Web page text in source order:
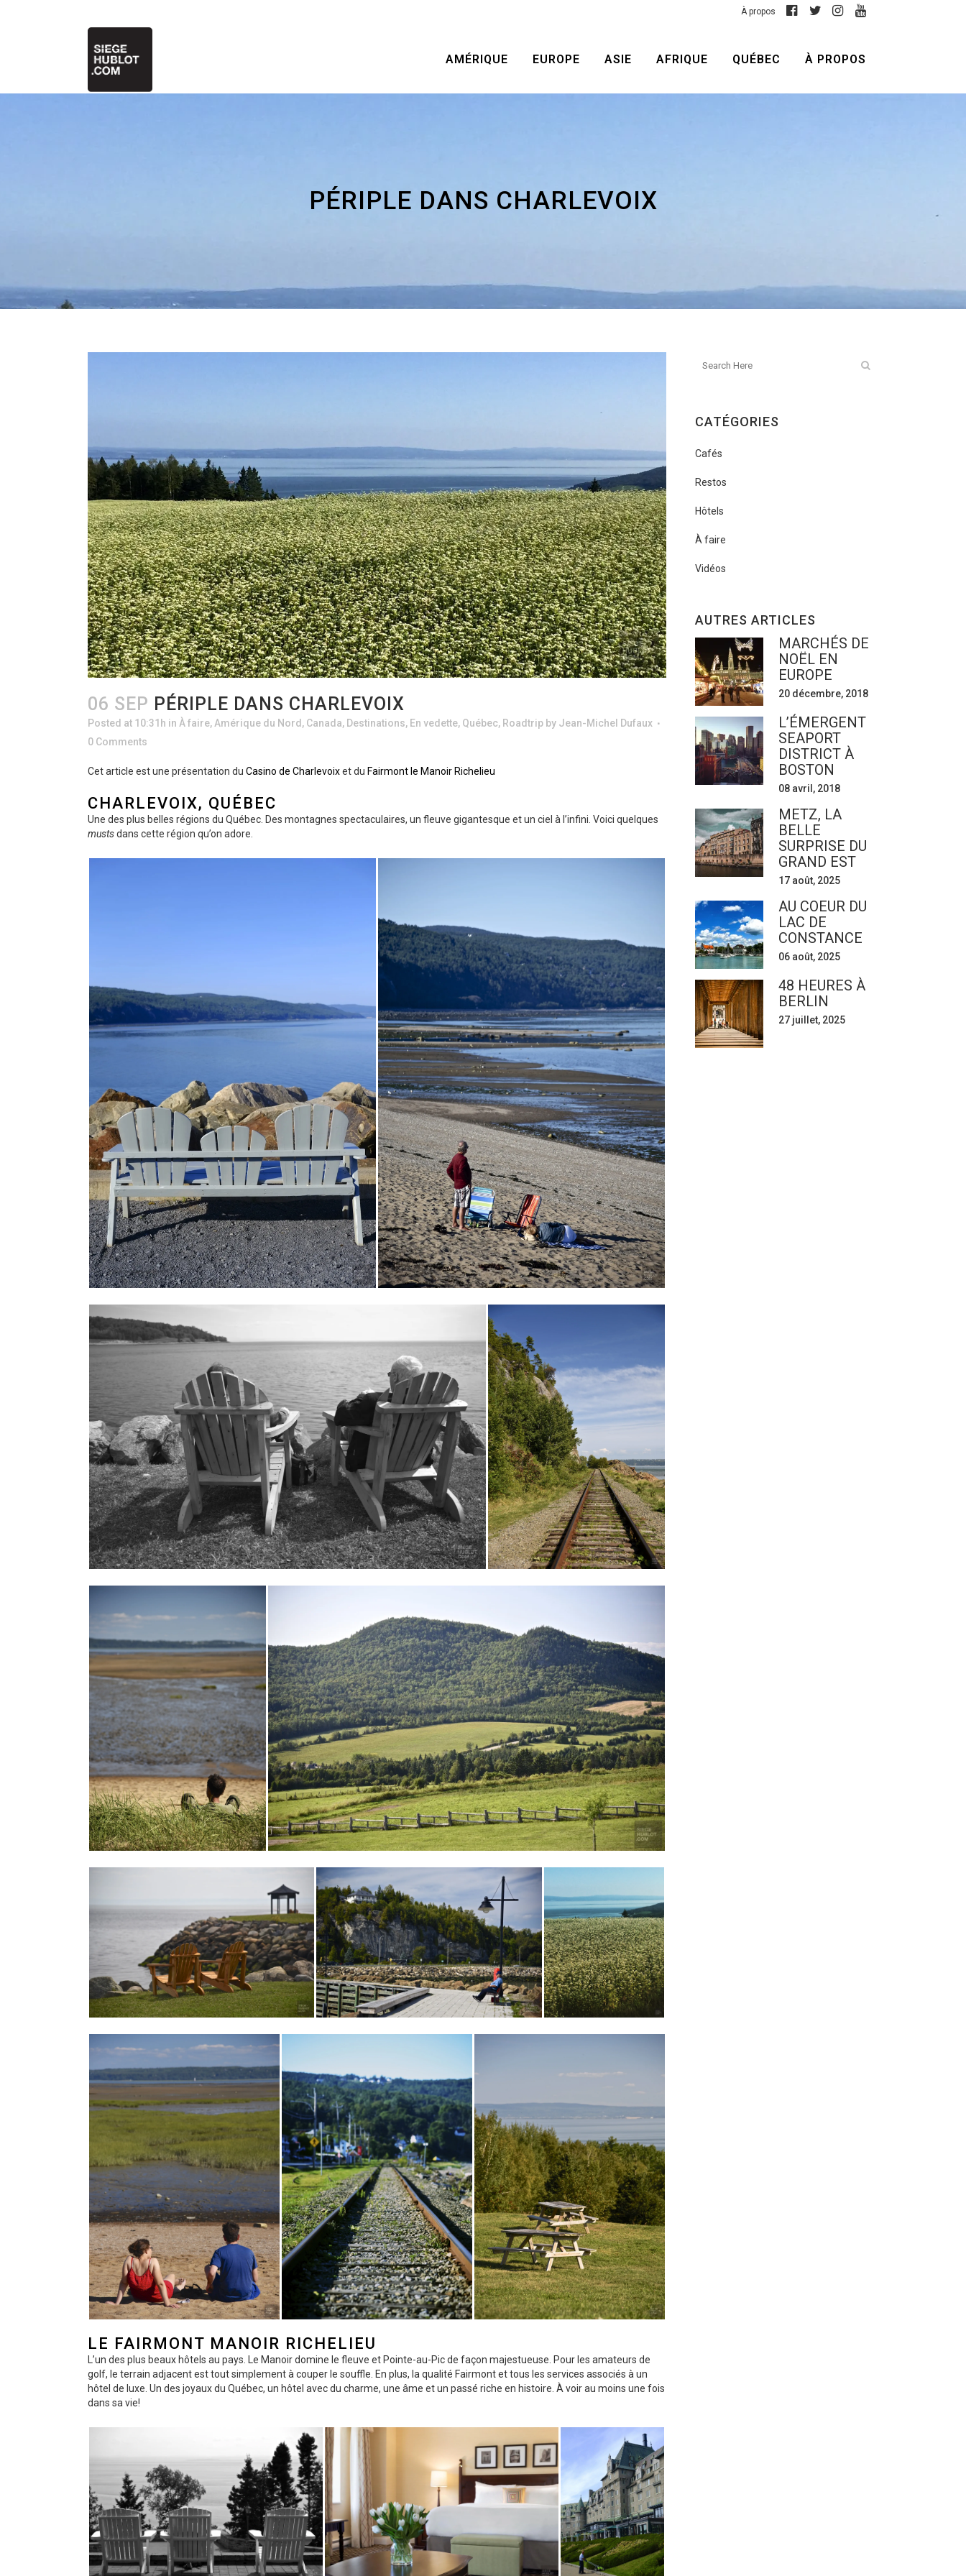
À propos
AMÉRIQUE EUROPE ASIE AFRIQUE QUÉBEC À PROPOS
PÉRIPLE DANS CHARLEVOIX
06 SEP PÉRIPLE DANS CHARLEVOIX
Posted at 10:31h in À faire, Amérique du Nord , Canada, Destinations, En vedette, Québec, Roadtrip by Jean-Michel Dufaux
0 Comments
Cet article est une présentation du Casino de Charlevoixet du Fairmont le Manoir Richelieu
CHARLEVOIX, QUÉBEC
Une des plus belles régions du Québec. Des montagnes spectaculaires, un fleuve gigantesque et un ciel à l’infini. Voici quelques
mustsdans cette région qu’on adore.
LE FAIRMONT MANOIR RICHELIEU
L’un des plus beaux hôtels au pays. Le Manoir domine le fleuve et Pointe-au-Pic de façon majestueuse. Pour les amateurs de
golf, le terrain adjacent est tout simplement à couper le souffle. En plus, la qualité Fairmont et tous les services associés à un
hôtel de luxe. Un des joyaux du Québec, un hôtel avec du charme, une âme et un passé riche en histoire. À voir au moins une fois
dans sa vie!
CATÉGORIES
Cafés
Restos
Hôtels
À faire
Vidéos
AUTRES ARTICLES
MARCHÉS DE
NOËL EN
EUROPE
20 décembre, 2018
L’ÉMERGENT
SEAPORT
DISTRICT À
BOSTON
08 avril, 2018
METZ, LA
BELLE
SURPRISE DU
GRAND EST
17 août, 2025
AU COEUR DU
LAC DE
CONSTANCE
06 août, 2025
48 HEURES À
BERLIN
27 juillet, 2025